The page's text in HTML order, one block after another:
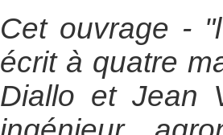
Cet ouvrage -
écrit à quatre
Diallo et Jean